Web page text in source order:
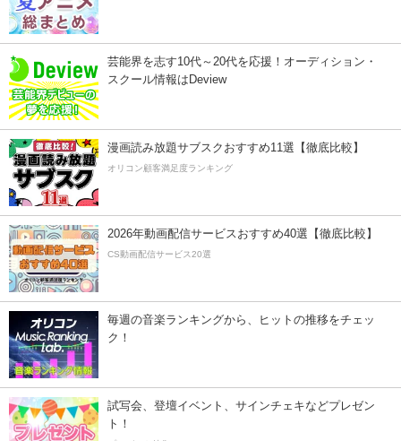
芸能界を志す10代～20代を応援！オーディション・
スクール情報はDeview
漫画読み放題サブスクおすすめ11選【徹底比較】
オリコン顧客満足度ランキング
2026年動画配信サービスおすすめ40選【徹底比較】
CS動画配信サービス20選
毎週の音楽ランキングから、ヒットの推移をチェッ
ク！
試写会、登壇イベント、サインチェキなどプレゼン
ト！